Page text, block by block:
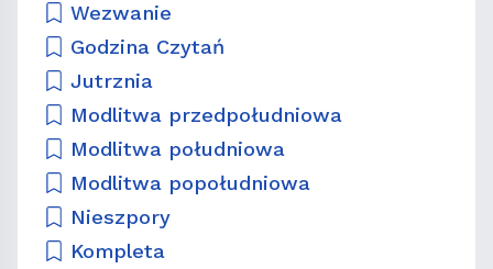
Wezwanie
Godzina Czytań
Jutrznia
Modlitwa przedpołudniowa
Modlitwa południowa
Modlitwa popołudniowa
Nieszpory
Kompleta